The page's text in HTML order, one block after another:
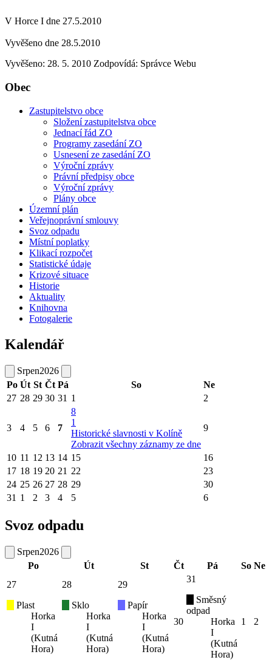
V Horce I dne 27.5.2010
Vyvěšeno dne 28.5.2010
Vyvěšeno: 28. 5. 2010 Zodpovídá: Správce Webu
Obec
Zastupitelstvo obce
Složení zastupitelstva obce
Jednací řád ZO
Programy zasedání ZO
Usnesení ze zasedání ZO
Výroční zprávy
Právní předpisy obce
Výroční zprávy
Plány obce
Územní plán
Veřejnoprávní smlouvy
Svoz odpadu
Místní poplatky
Klikací rozpočet
Statistické údaje
Krizové situace
Historie
Aktuality
Knihovna
Fotogalerie
Kalendář
Srpen2026
Po Út St Čt Pá So
Ne
27 28 29 30 31 1 2
3 4 5 6 7
8
1
Historické slavnosti v Kolíně
Zobrazit všechny záznamy ze dne
9
10 11 12 13 14 15
16
17 18 19 20 21 22
23
24 25 26 27 28 29
30
31 1 2 3 4 5 6
Svoz odpadu
Srpen2026
Po
Út St Čt Pá So Ne
27
Plast
Horka
I
(Kutná
Hora)
28
Sklo
Horka
I
(Kutná
Hora)
29
Papír
Horka
I
(Kutná
Hora)
30
31
Směsný
odpad
Horka
I
(Kutná
Hora)
1 2